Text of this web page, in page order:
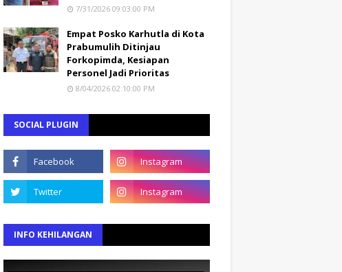
7/31/2026 09:03:00 PM
Empat Posko Karhutla di Kota
Prabumulih Ditinjau
Forkopimda, Kesiapan
Personel Jadi Prioritas
8/04/2026 02:10:00 PM
SOCIAL PLUGIN
INFO KEHILANGAN